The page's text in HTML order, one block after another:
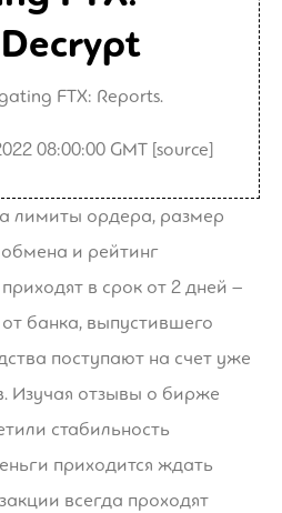
FTX: Reports.
08:00:00 GMT [source]
лимиты ордера, размер
и рейтинг
в срок от 2 дней –
банка, выпустившего
поступают на счет уже
Изучая отзывы о бирже
стабильность
приходится ждать
всегда проходят